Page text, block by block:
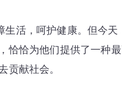
活，呵护健康。但今天
恰恰为他们提供了一种
贡献社会。